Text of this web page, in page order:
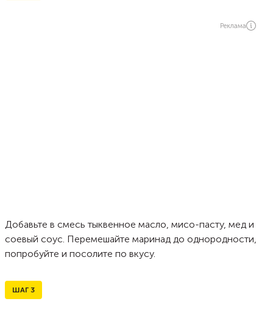
Реклама
Добавьте в смесь тыквенное масло, мисо-пасту, мед и
соевый соус. Перемешайте маринад до однородности,
попробуйте и посолите по вкусу.
ШАГ 3